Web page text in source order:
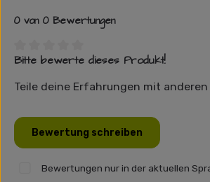
0 von 0 Bewertungen
Durchschnittliche Bewertung von 0
Bitte bewerte dieses Produkt!
Teile deine Erfahrungen mit anderen
Bewertung schreiben
Bewertungen nur in der aktuellen